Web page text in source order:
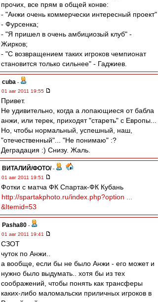
прочих, все прям в общей конве:
- "Анжи очень коммерчески интересный проект"
- Фурсенка;
- "Я пришел в очень амбициозый клуб" -
Жирков;
- "С возвращением таких игроков чемпионат
становится только сильнее" - Гаджиев.
cuba -
01 авг 2011 19:55
Привет.
Не удивительно, когда а лопающиеся от бабла
анжи, или терек, приходят "стареть" с Европы...
Но, чтобы нормальный, успешный, наш,
"отечественный"... "Не понимаю" :?
Деградация :) Снизу. Жаль.
ВИТАЛИЙ/ФОТО/ -
01 авг 2011 19:51
Фотки с матча ФК Спартак-ФК Кубань
http://spartakphoto.ru/index.php?option ...
&Itemid=53
Pasha80 -
01 авг 2011 19:41
СЗОТ
чуток по Анжи..
а вообще, если бы не было Анжи - его может и
нужно было выдумать.. хотя бы из тех
соображений, чтобы понять как трансферы
каких-либо маломальски приличных игроков в